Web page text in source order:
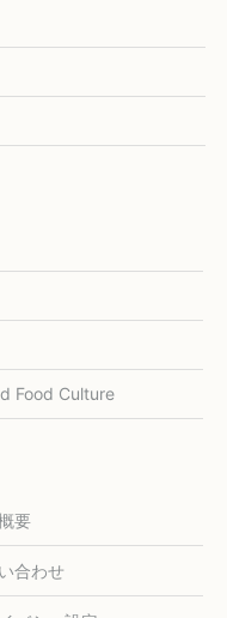
Food Culture
要
合わせ